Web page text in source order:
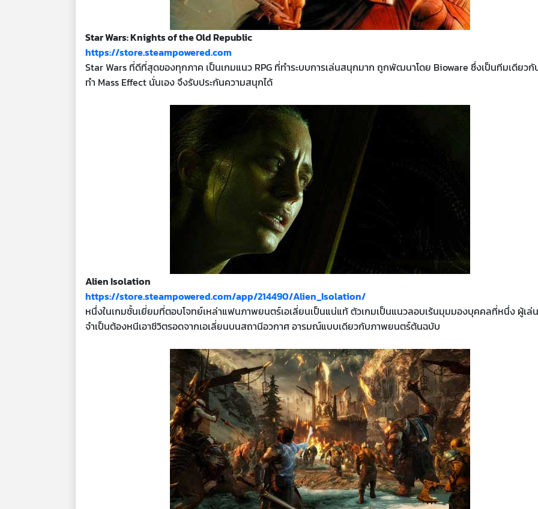
Star Wars: Knights of the Old Republic
https://store.steampowered.com
Star Wars ที่ดีที่สุดของทุกภาค เป็นเกมแนว RPG ที่ทำระบบการเล่นสนุกมาก ถูกพัฒนาโดย Bioware ซึ่งเป็นทีมเดียว
ทำ Mass Effect นั่นเอง จึงรับประกันความสนุกได้
Alien Isolation
https://store.steampowered.com/app/214490/Alien_Isolation/
หนึ่งในเกมชั้นเยี่ยมที่ตอบโจทย์เหล่าแฟนภาพยนตร์เอเลี่ยนเป็นแน่แท้ ตัวเกมเป็นแนวลอบเร้นมุมมองบุคคลที่หนึ่ง ผู้เล่น
จำเป็นต้องหนีเอาชีวิตรอดจากเอเลี่ยนบนสถานีอวกาศ อารมณ์แบบเดียวกับภาพยนตร์ต้นฉบับ